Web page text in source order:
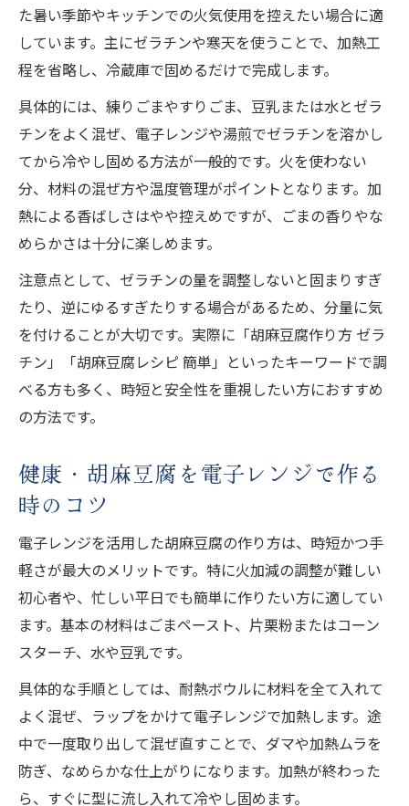
た暑い季節やキッチンでの火気使用を控えたい場合に適
しています。主にゼラチンや寒天を使うことで、加熱工
程を省略し、冷蔵庫で固めるだけで完成します。
具体的には、練りごまやすりごま、豆乳または水とゼラ
チンをよく混ぜ、電子レンジや湯煎でゼラチンを溶かし
てから冷やし固める方法が一般的です。火を使わない
分、材料の混ぜ方や温度管理がポイントとなります。加
熱による香ばしさはやや控えめですが、ごまの香りやな
めらかさは十分に楽しめます。
注意点として、ゼラチンの量を調整しないと固まりすぎ
たり、逆にゆるすぎたりする場合があるため、分量に気
を付けることが大切です。実際に「胡麻豆腐作り方 ゼラ
チン」「胡麻豆腐レシピ 簡単」といったキーワードで調
べる方も多く、時短と安全性を重視したい方におすすめ
の方法です。
健康・胡麻豆腐を電子レンジで作る
時のコツ
電子レンジを活用した胡麻豆腐の作り方は、時短かつ手
軽さが最大のメリットです。特に火加減の調整が難しい
初心者や、忙しい平日でも簡単に作りたい方に適してい
ます。基本の材料はごまペースト、片栗粉またはコーン
スターチ、水や豆乳です。
具体的な手順としては、耐熱ボウルに材料を全て入れて
よく混ぜ、ラップをかけて電子レンジで加熱します。途
中で一度取り出して混ぜ直すことで、ダマや加熱ムラを
防ぎ、なめらかな仕上がりになります。加熱が終わった
ら、すぐに型に流し入れて冷やし固めます。